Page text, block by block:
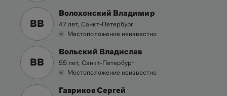
ВВ
Волохонский Владимир
47 лет, Санкт-Петербург
Местоположение неизвестно
ВВ
Вольский Владислав
55 лет, Санкт-Петербург
Местоположение неизвестно
Гавриков Сергей